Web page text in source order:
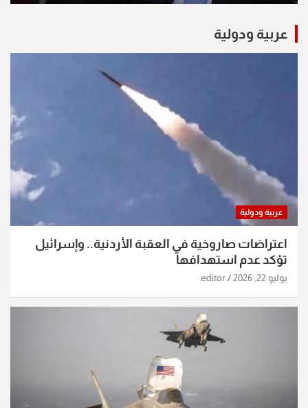
عربية ودولية
عربية ودولية
اعتراضات صاروخية في العقبة الأردنية.. وإسرائيل
تؤكد عدم استهدافها
يوليو 22, 2026 editor